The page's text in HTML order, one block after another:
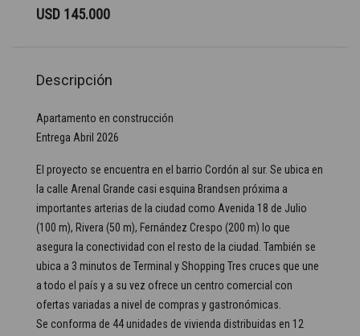
USD 145.000
Descripción
Apartamento en construcción
Entrega Abril 2026
El proyecto se encuentra en el barrio Cordón al sur. Se ubica en
la calle Arenal Grande casi esquina Brandsen próxima a
importantes arterias de la ciudad como Avenida 18 de Julio
(100 m), Rivera (50 m), Fernández Crespo (200 m) lo que
asegura la conectividad con el resto de la ciudad. También se
ubica a 3 minutos de Terminal y Shopping Tres cruces que une
a todo el país y a su vez ofrece un centro comercial con
ofertas variadas a nivel de compras y gastronómicas.
Se conforma de 44 unidades de vivienda distribuidas en 12